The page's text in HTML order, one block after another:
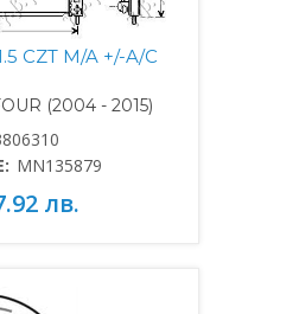
CZT M/A +/-A/C
(2004 - 2015)
MN135879
лв.